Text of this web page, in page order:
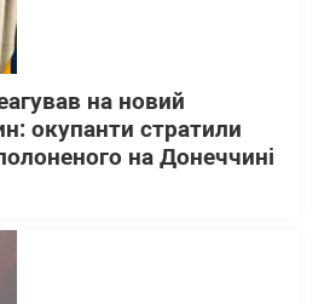
на новий
окупанти стратили
на Донеччині